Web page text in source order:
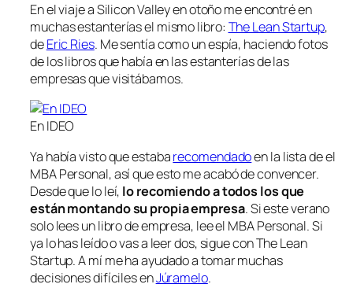
En el viaje a Silicon Valley en otoño me encontré en
muchas estanterías el mismo libro: The Lean Startup,
deEric Ries. Me sentía como un espía, haciendo fotos
de los libros que había en las estanterías de las
empresas que visitábamos.
En IDEO
Ya había visto que estabarecomendadoen la lista de el
MBA Personal, así que esto me acabó de convencer.
Desde que lo leí, lo recomiendo a todos los que
están montando su propia empresa. Si este verano
solo lees un libro de empresa, lee el MBA Personal. Si
ya lo has leído o vas a leer dos, sigue con The Lean
Startup. A mí me ha ayudado a tomar muchas
decisiones difíciles enJúramelo.